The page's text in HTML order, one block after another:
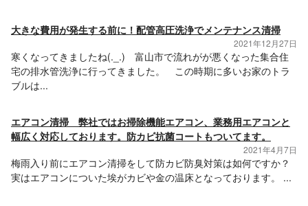
大きな費用が発生する前に！配管高圧洗浄でメンテナンス清掃
2021年12月27日
寒くなってきましたね(._.) 富山市で流れがが悪くなった集合住
宅の排水管洗浄に行ってきました。 この時期に多いお家のトラ
ブルは...
エアコン清掃 弊社ではお掃除機能エアコン、業務用エアコンと
幅広く対応しております。防カビ抗菌コートもついてます。
2021年4月7日
梅雨入り前にエアコン清掃をして防カビ防臭対策は如何ですか？
実はエアコンについた埃がカビや金の温床となっております。 ...